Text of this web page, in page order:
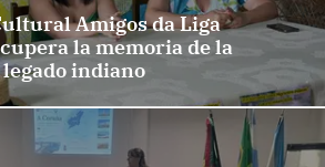
Amigos da Liga
la memoria de la
indiano